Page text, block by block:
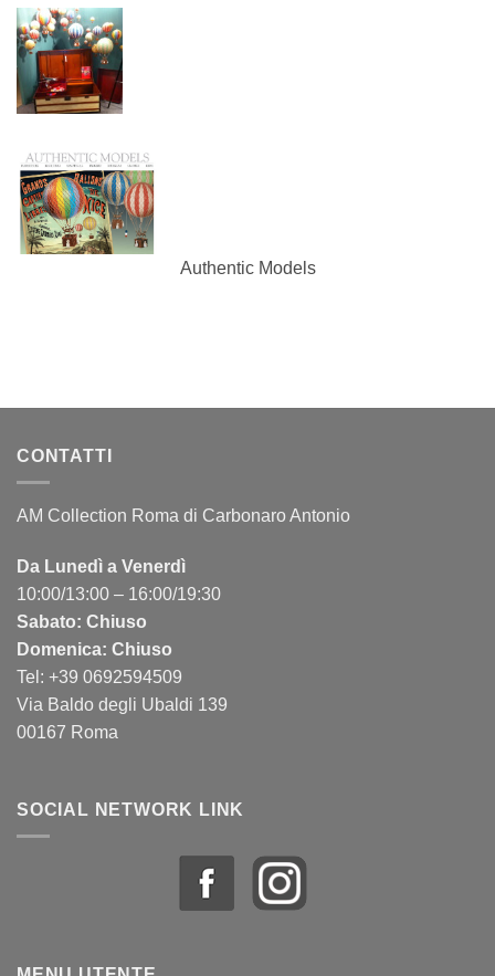
Authentic Models
CONTATTI
AM Collection Roma di Carbonaro Antonio
Da Lunedì a Venerdì
10:00/13:00 – 16:00/19:30
Sabato: Chiuso
Domenica: Chiuso
Tel: +39 0692594509
Via Baldo degli Ubaldi 139
00167 Roma
SOCIAL NETWORK LINK